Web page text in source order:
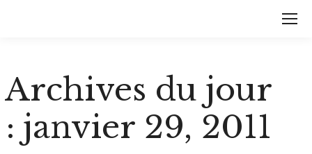
Archives du jour
: janvier 29, 2011